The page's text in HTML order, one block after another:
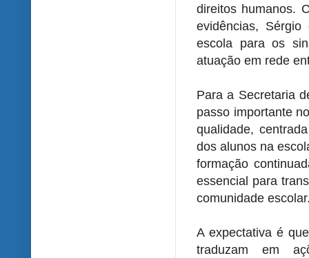
direitos humanos.
evidências,
escola para os
atuação em rede
Para a Secretaria
passo importante
qualidade,
dos alunos na
formação
essencial para
comunidade
A expectativa é
traduzam em